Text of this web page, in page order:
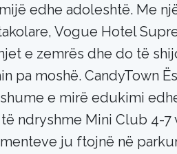
edhe adoleshtë. Me
Vogue Hotel
e zemrës dhe do të
moshë. CandyTown
e mirë edukimi
ndryshme Mini Club 4-7
ju ftojnë në